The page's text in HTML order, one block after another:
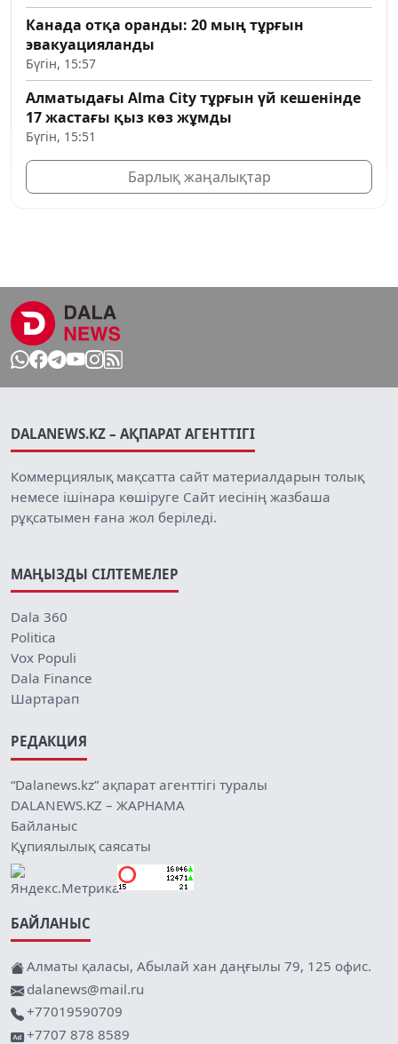
Канада отқа оранды: 20 мың тұрғын
эвакуацияланды
Бүгін, 15:57
Алматыдағы Alma City тұрғын үй кешенінде
17 жастағы қыз көз жұмды
Бүгін, 15:51
Барлық жаңалықтар
DALANEWS.KZ – АҚПАРАТ АГЕНТТІГІ
Коммерциялық мақсатта сайт материалдарын толық
немесе ішінара көшіруге Сайт иесінің жазбаша
рұқсатымен ғана жол беріледі.
МАҢЫЗДЫ СІЛТЕМЕЛЕР
Dala 360
Politica
Vox Populi
Dala Finance
Шартарап
РЕДАКЦИЯ
“Dalanews.kz” ақпарат агенттігі туралы
DALANEWS.KZ – ЖАРНАМА
Байланыс
Құпиялылық саясаты
БАЙЛАНЫС
Алматы қаласы, Абылай хан даңғылы 79, 125 офис.
dalanews@mail.ru
+77019590709
+7707 878 8589